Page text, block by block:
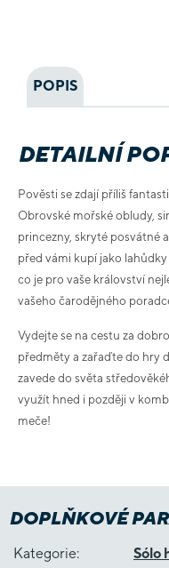
POPIS
DETAILNÍ
Pověsti se zdají příliš
Obrovské mořské obludy,
princezny, skryté posvátné
před vámi kupí jako
co je pro vaše království
vašeho čarodějného
Vydejte se na cestu za
předměty a zařaďte do hry
zavede do světa
využít hned i později v
meče!
DOPLŇKOVÉ
Kategorie: Sólo